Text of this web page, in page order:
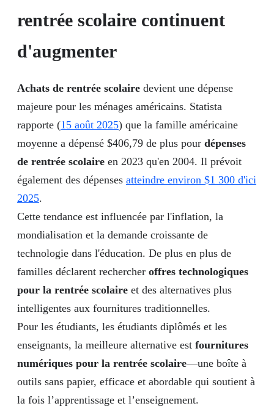
rentrée scolaire continuent
d'augmenter
Achats de rentrée scolaire devient une dépense
majeure pour les ménages américains. Statista
rapporte (15 août 2025) que la famille américaine
moyenne a dépensé $406,79 de plus pour dépenses
de rentrée scolaire en 2023 qu'en 2004. Il prévoit
également des dépenses atteindre environ $1 300 d'ici
2025.
Cette tendance est influencée par l'inflation, la
mondialisation et la demande croissante de
technologie dans l'éducation. De plus en plus de
familles déclarent rechercher offres technologiques
pour la rentrée scolaire et des alternatives plus
intelligentes aux fournitures traditionnelles.
Pour les étudiants, les étudiants diplômés et les
enseignants, la meilleure alternative est fournitures
numériques pour la rentrée scolaire—une boîte à
outils sans papier, efficace et abordable qui soutient à
la fois l’apprentissage et l’enseignement.